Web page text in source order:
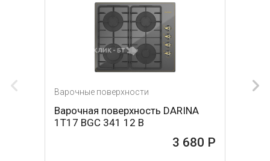
Варочные поверхности
Варочная поверхность DARINA
1T17 BGС 341 12 B
3 680 Р